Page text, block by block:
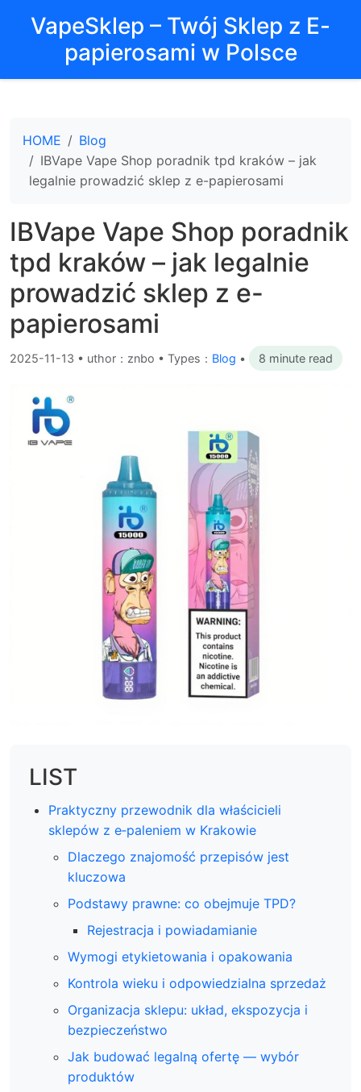
VapeSklep – Twój Sklep z E-
papierosami w Polsce
HOME
Blog
IBVape Vape Shop poradnik tpd kraków – jak
legalnie prowadzić sklep z e-papierosami
IBVape Vape Shop poradnik
tpd kraków – jak legalnie
prowadzić sklep z e-
papierosami
2025-11-13 • uthor：znbo • Types： Blog • 8 minute read
LIST
Praktyczny przewodnik dla właścicieli
sklepów z e‑paleniem w Krakowie
Dlaczego znajomość przepisów jest
kluczowa
Podstawy prawne: co obejmuje TPD?
Rejestracja i powiadamianie
Wymogi etykietowania i opakowania
Kontrola wieku i odpowiedzialna sprzedaż
Organizacja sklepu: układ, ekspozycja i
bezpieczeństwo
Jak budować legalną ofertę — wybór
produktów